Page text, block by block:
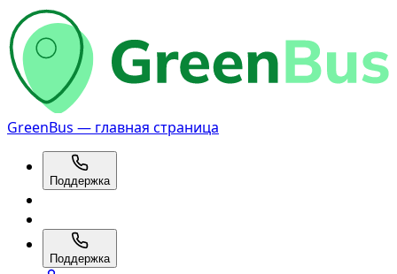
GreenBus — главная страница
Поддержка
Поддержка